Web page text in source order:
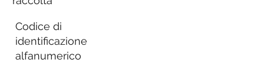
Codice di
identificazione
alfanumerico